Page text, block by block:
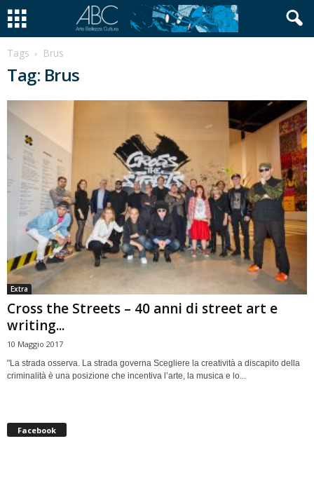
Tags Brus
Tag: Brus
Extra
Cross the Streets – 40 anni di street art e
writing...
10 Maggio 2017
"La strada osserva. La strada governa Scegliere la creatività a discapito della
criminalità è una posizione che incentiva l’arte, la musica e lo...
Facebook